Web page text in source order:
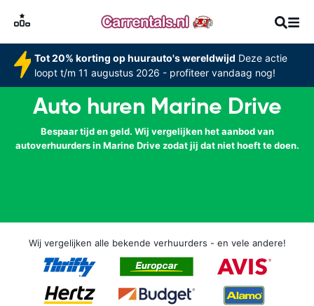
Tot 20% korting op huurauto's wereldwijd Deze actie
loopt t/m 11 augustus 2026 - profiteer vandaag nog!
Auto huren Marine Drive
Bespaar tijd en geld. Wij vergelijken het aanbod van
autoverhuurders in Marine Drive zodat jij dat niet hoeft te doen.
Wij vergelijken alle bekende verhuurders - en vele andere!